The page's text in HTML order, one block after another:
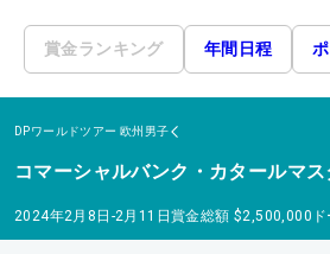
賞金ランキング 年間日程
DPワールドツアー 欧州男子
コマーシャルバンク・カタールマ
2024年2月8日-2月11日賞金総額 $2,500,000